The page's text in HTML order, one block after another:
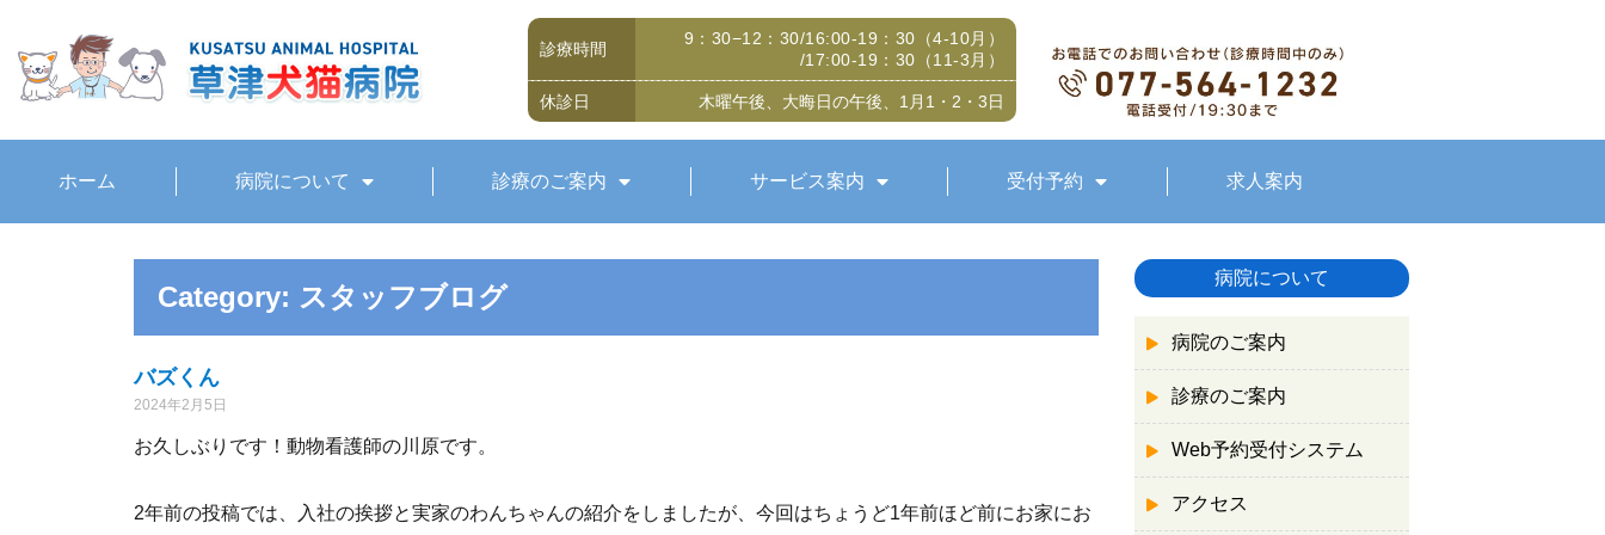
診療時間
9：30−12：30/16:00-19：30（4-10月）
/17:00-19：30（11-3月）
休診日 木曜午後、大晦日の午後、1月1・2・3日
ホーム 病院について 診療のご案内 サービス案内 受付予約 求人案内
Category: スタッフブログ
バズくん
2024年2月5日
お久しぶりです！動物看護師の川原です。
2年前の投稿では、入社の挨拶と実家のわんちゃんの紹介をしましたが、今回はちょうど1年前ほど前にお家にお
病院について
病院のご案内
診療のご案内
Web予約受付システム
アクセス